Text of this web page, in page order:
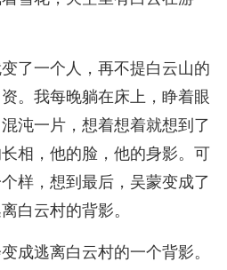
了一个人，再不提白云山的
。我每晚躺在床上，睁着眼
沌一片，想着想着就想到了
相，他的脸，他的身影。可
样，想到最后，吴蒙变成了
白云村的背影。
成逃离白云村的一个背影。